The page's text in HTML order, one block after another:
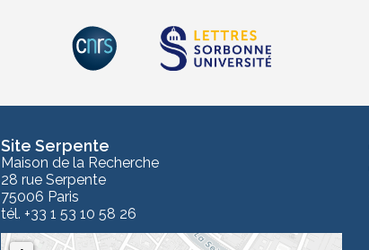
Site Serpente
Maison de la Recherche
28 rue Serpente
75006 Paris
tél. +33 1 53 10 58 26